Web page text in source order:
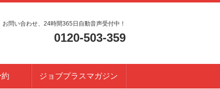
お問い合わせ、24時間365日自動音声受付中！
0120-503-359
ジョブプラスマガジン